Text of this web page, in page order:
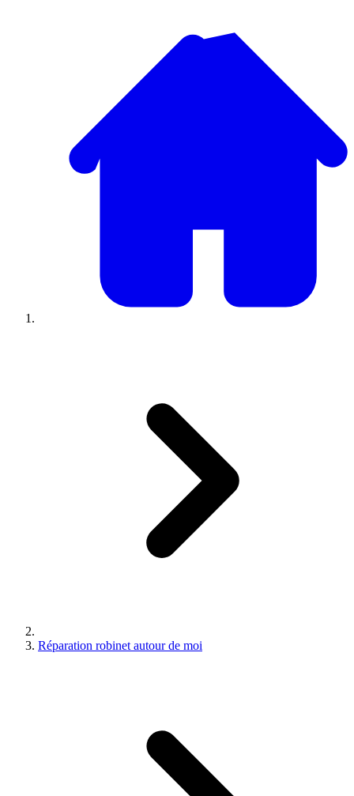
Réparation robinet autour de moi